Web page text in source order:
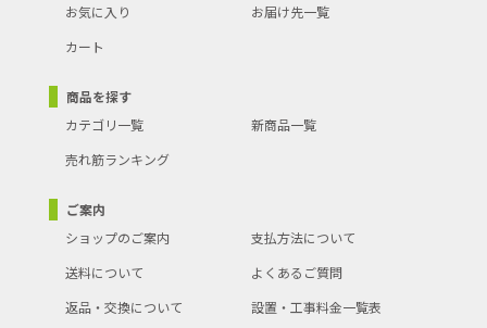
お気に入り
お届け先一覧
カート
商品を探す
カテゴリ一覧
新商品一覧
売れ筋ランキング
ご案内
ショップのご案内
支払方法について
送料について
よくあるご質問
返品・交換について
設置・工事料金一覧表